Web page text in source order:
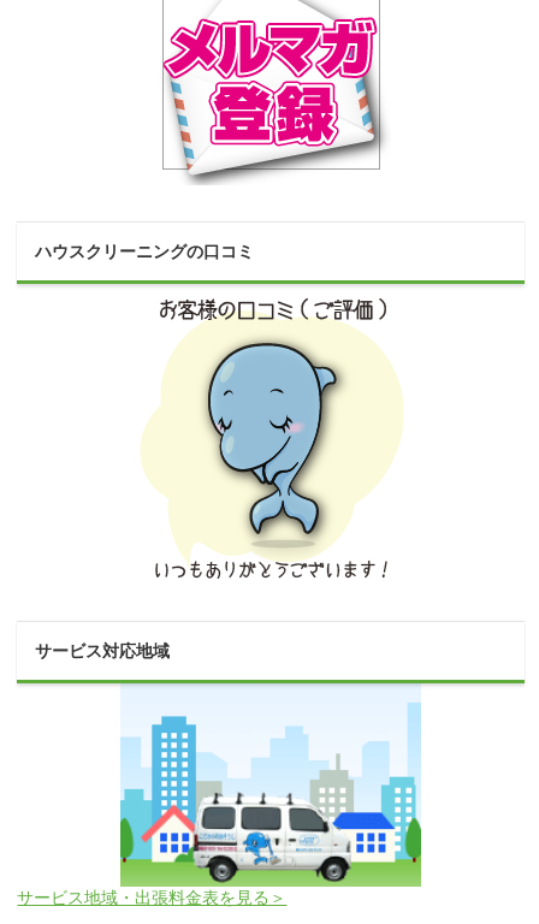
ハウスクリーニングの口コミ
サービス対応地域
サービス地域・出張料金表を見る＞